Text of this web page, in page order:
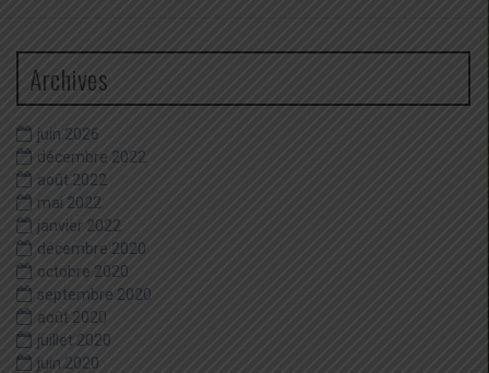
Archives
juin 2026
décembre 2022
août 2022
mai 2022
janvier 2022
décembre 2020
octobre 2020
septembre 2020
août 2020
juillet 2020
juin 2020